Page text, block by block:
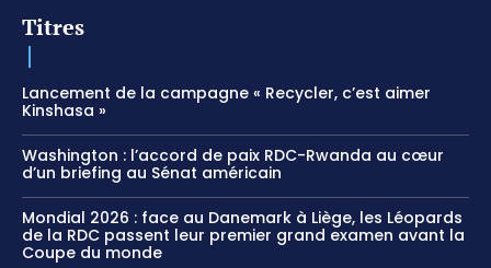
Titres
Lancement de la campagne « Recycler, c’est aimer
Kinshasa »
Washington : l’accord de paix RDC-Rwanda au cœur
d’un briefing au Sénat américain
Mondial 2026 : face au Danemark à Liège, les Léopards
de la RDC passent leur premier grand examen avant la
Coupe du monde